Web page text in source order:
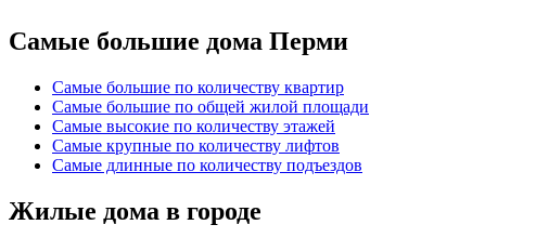
Самые большие дома Перми
Самые большие по количеству квартир
Самые большие по общей жилой площади
Самые высокие по количеству этажей
Самые крупные по количеству лифтов
Самые длинные по количеству подъездов
Жилые дома в городе